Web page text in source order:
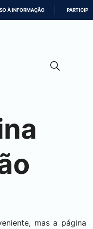
À INFORMAÇÃO PARTICIPE
mas a página